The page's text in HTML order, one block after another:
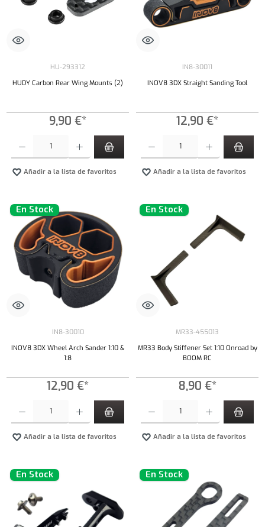
HU-293312
HUDY Carbon Rear Wing Mounts (2)
9,90 €*
Añadir a la lista de favoritos
IN8-30011
INOV8 3DX Straight Sanding Tool
12,90 €*
Añadir a la lista de favoritos
En Stock
IN8-30010
INOV8 3DX Wheel Arch Sander 1:10 &
1:8
12,90 €*
Añadir a la lista de favoritos
En Stock
MR33-455013
MR33 Body Stiffener Set 1:10 Onroad by
BOOM RC
8,90 €*
Añadir a la lista de favoritos
En Stock En Stock